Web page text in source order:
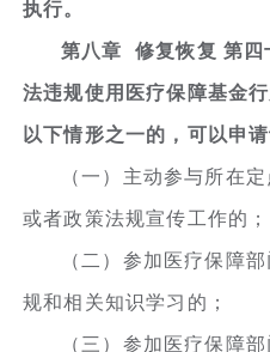
执行。
第八章 修复恢复 第四
法违规使用医疗保障基金
以下情形之一的，可以申请
（一）主动参与所在
或者政策法规宣传工作的；
（二）参加医疗保障
规和相关知识学习的；
（三）参加医疗保障